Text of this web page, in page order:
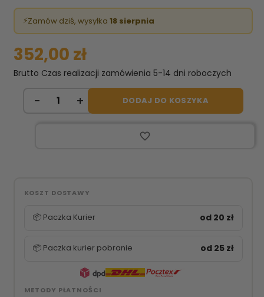
⚡Zamów dziś, wysyłka 18 sierpnia
352,00 zł
Brutto Czas realizacji zamówienia 5-14 dni roboczych
DODAJ DO KOSZYKA
favorite_border
KOSZT DOSTAWY
📦 Paczka Kurier od 20 zł
📦 Paczka kurier pobranie od 25 zł
METODY PŁATNOŚCI